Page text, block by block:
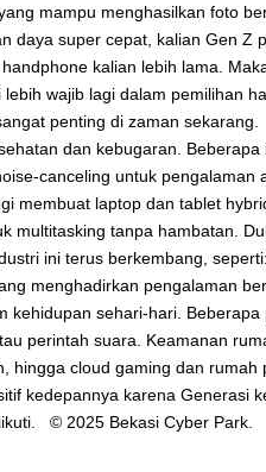
mampu menghasilkan foto
daya super cepat, kalian Gen Z
kalian lebih lama.
wajib lagi dalam pemilihan
penting di zaman
dan kebugaran.
canceling untuk pengalaman
membuat laptop dan tablet
multitasking tanpa hambatan.
ini terus berkembang,
menghadirkan pengalaman
sehari-hari.
perintah suara. Keamanan
cloud gaming dan rumah
kedepannya karena Generasi
© 2025 Bekasi Cyber Park.